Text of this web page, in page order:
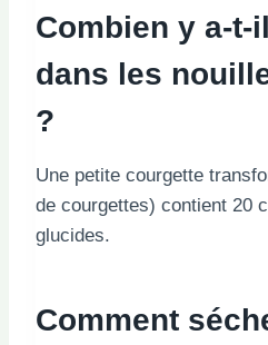
Combien y a-t-
dans les
?
Une petite courgette
de courgettes) contient 20
glucides.
Comment